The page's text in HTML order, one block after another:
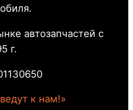
автозапчастей с
г.
к нам!»